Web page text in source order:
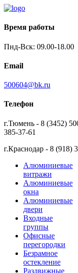
Время работы
Пнд-Вск: 09.00-18.00
Email
500604@bk.ru
Телефон
г.Тюмень - 8 (3452)
385-37-61
г.Краснодар - 8 (918)
Алюминиевые
витражи
Алюминиевые
окна
Алюминиевые
двери
Входные
группы
Офисные
перегородки
Безрамное
остекление
Раздвижные